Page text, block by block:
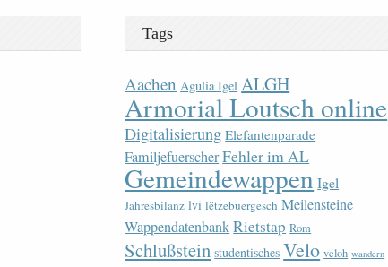
Tags
Aachen Agulia Igel ALGH
Armorial Loutsch online
Digitalisierung Elefantenparade
FamiljefuerscherFehler im AL
Gemeindewappen Igel
Jahresbilanz lvi lëtzebuergesch Meilensteine
WappendatenbankRietstap Rom
Schlußstein studentisches Velo veloh wandern